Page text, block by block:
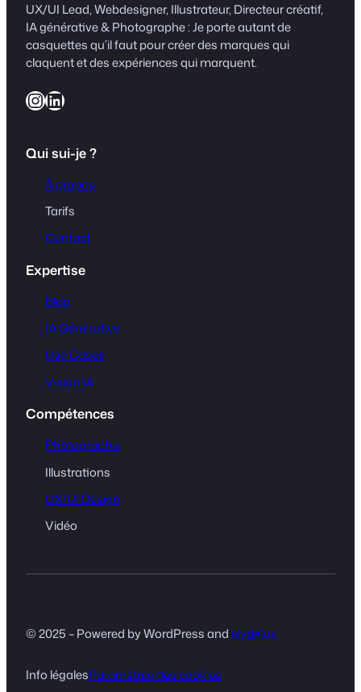
UX/UI Lead, Webdesigner, Illustrateur, Directeur créatif,
IA générative & Photographe : Je porte autant de
casquettes qu’il faut pour créer des marques qui
claquent et des expériences qui marquent.
InstagramLinkedIn
Qui sui-je ?
À propos
Tarifs
Contact
Expertise
Blog
IA Générative
Use Cases
Vision IA
Compétences
Photographie
Illustrations
UX/UI Design
Vidéo
© 2025 – Powered by WordPress andslydelux
Info légalesParamètres des cookies